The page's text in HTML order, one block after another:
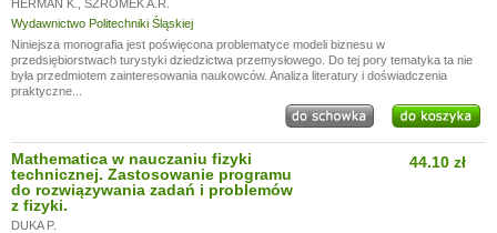
HERMAN K.
SZROMEK A.R.
Wydawnictwo Politechniki Śląskiej
Niniejsza monografia jest poświęcona problematyce modeli biznesu w
przedsiębiorstwach turystyki dziedzictwa przemysłowego. Do tej pory tematyka ta nie
była przedmiotem zainteresowania naukowców. Analiza literatury i doświadczenia
praktyczne...
Mathematica w nauczaniu fizyki
technicznej. Zastosowanie programu
do rozwiązywania zadań i problemów
z fizyki.
DUKA P.
44.10 zł